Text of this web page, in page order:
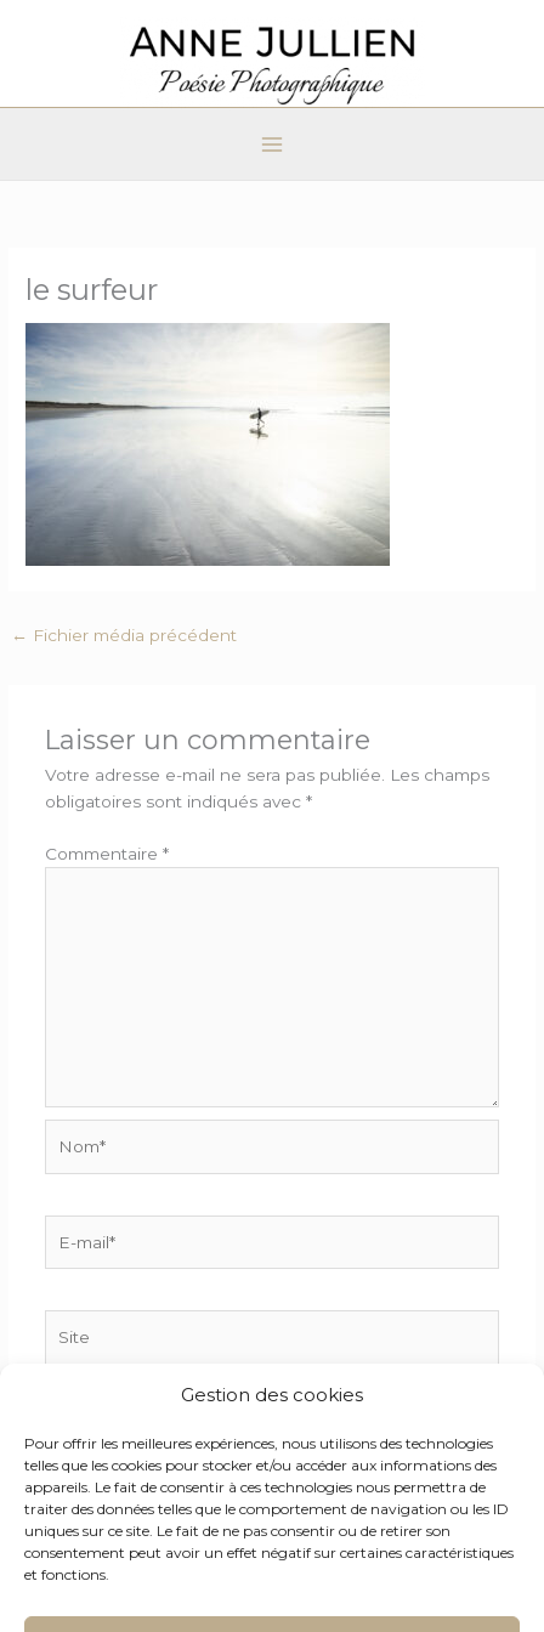
Gestion des cookies
Pour offrir les meilleures expériences, nous utilisons des technologies
telles que les cookies pour stocker et/ou accéder aux informations des
appareils. Le fait de consentir à ces technologies nous permettra de
traiter des données telles que le comportement de navigation ou les ID
uniques sur ce site. Le fait de ne pas consentir ou de retirer son
consentement peut avoir un effet négatif sur certaines caractéristiques
et fonctions.
le surfeur
← Fichier média précédent
Laisser un commentaire
Votre adresse e-mail ne sera pas publiée.
Les champs
obligatoires sont indiqués avec *
Commentaire *
mail*
le navigateur pour mon prochain commentaire.